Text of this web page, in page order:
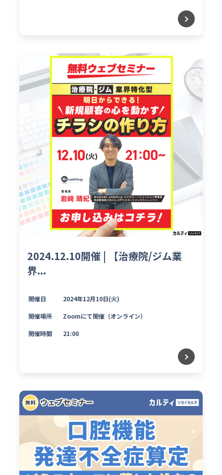
2024.12.10開催 | 【治療院/ジム業
界...
開催日 2024年12月10日(火)
開催場所 Zoomにて開催（オンライン）
開催時間 21:00